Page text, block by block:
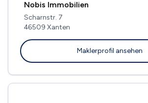
Nobis Immobilien
Scharnstr. 7
46509 Xanten
Maklerprofil ansehen